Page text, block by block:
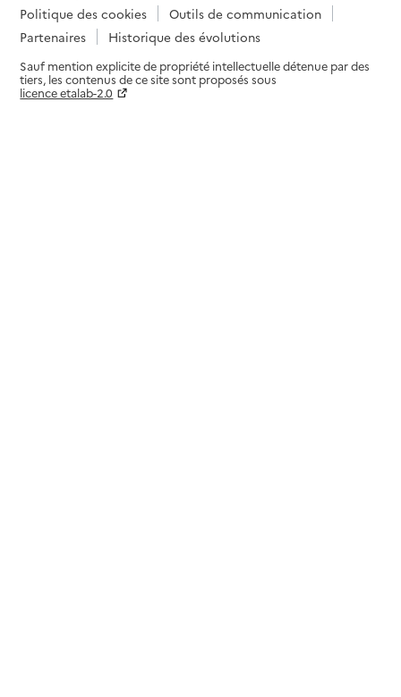
Politique des cookies
Outils de communication
Partenaires
Historique des évolutions
Sauf mention explicite de propriété intellectuelle détenue par des
tiers, les contenus de ce site sont proposés sous
licence etalab-2.0